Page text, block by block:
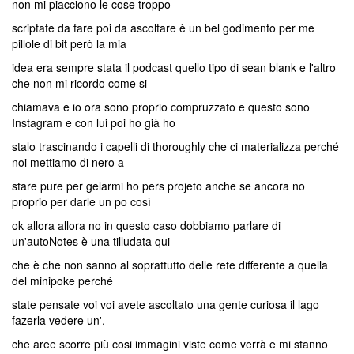
non mi piacciono le cose troppo
scriptate da fare poi da ascoltare è un bel godimento per me
pillole di bit però la mia
idea era sempre stata il podcast quello tipo di sean blank e l'altro
che non mi ricordo come si
chiamava e io ora sono proprio compruzzato e questo sono
Instagram e con lui poi ho già ho
stalo trascinando i capelli di thoroughly che ci materializza perché
noi mettiamo di nero a
stare pure per gelarmi ho pers projeto anche se ancora no
proprio per darle un po così
ok allora allora no in questo caso dobbiamo parlare di
un'autoNotes è una tilludata qui
che è che non sanno al soprattutto delle rete differente a quella
del minipoke perché
state pensate voi voi avete ascoltato una gente curiosa il lago
fazerla vedere un',
che aree scorre più cosi immagini viste come verrà e mi stanno